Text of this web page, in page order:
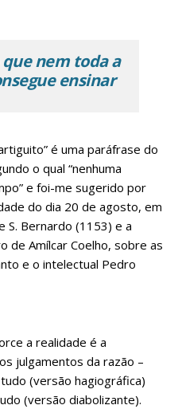
nem toda a
ensinar
é uma paráfrase do
o qual “nenhuma
e foi-me sugerido por
do dia 20 de agosto, em
S. Bernardo (1153) e a
de Amílcar Coelho, sobre as
e o intelectual Pedro
a realidade é a
julgamentos da razão –
(versão hagiográfica)
(versão diabolizante).